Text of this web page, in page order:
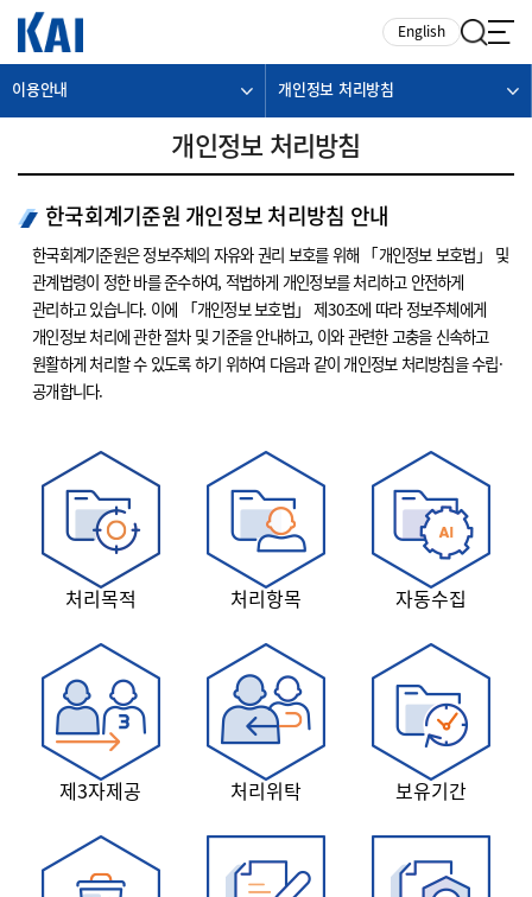
English
이용안내 개인정보 처리방침
개인정보 처리방침
한국회계기준원 개인정보 처리방침 안내
한국회계기준원은 정보주체의 자유와 권리 보호를 위해 「개인정보 보호법」 및
관계법령이 정한 바를 준수하여, 적법하게 개인정보를 처리하고 안전하게
관리하고 있습니다. 이에 「개인정보 보호법」 제30조에 따라 정보주체에게
개인정보 처리에 관한 절차 및 기준을 안내하고, 이와 관련한 고충을 신속하고
원활하게 처리할 수 있도록 하기 위하여 다음과 같이 개인정보 처리방침을 수립·
공개합니다.
처리목적 처리항목 자동수집
제3자제공 처리위탁 보유기간